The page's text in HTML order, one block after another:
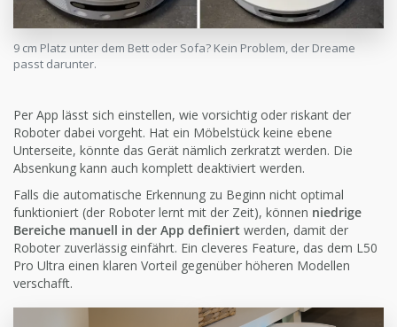
9 cm Platz unter dem Bett oder Sofa? Kein Problem, der Dreame
passt darunter.
Per App lässt sich einstellen, wie vorsichtig oder riskant der
Roboter dabei vorgeht. Hat ein Möbelstück keine ebene
Unterseite, könnte das Gerät nämlich zerkratzt werden. Die
Absenkung kann auch komplett deaktiviert werden.
Falls die automatische Erkennung zu Beginn nicht optimal
funktioniert (der Roboter lernt mit der Zeit), können niedrige
Bereiche manuell in der App definiert werden, damit der
Roboter zuverlässig einfährt. Ein cleveres Feature, das dem L50
Pro Ultra einen klaren Vorteil gegenüber höheren Modellen
verschafft.